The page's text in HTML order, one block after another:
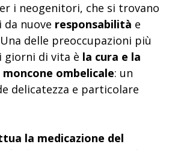
i neogenitori, che si trovano
nuove responsabilità e
delle preoccupazioni più
giorni di vita è la cura e la
ombelicale: un
delicatezza e particolare
la medicazione del